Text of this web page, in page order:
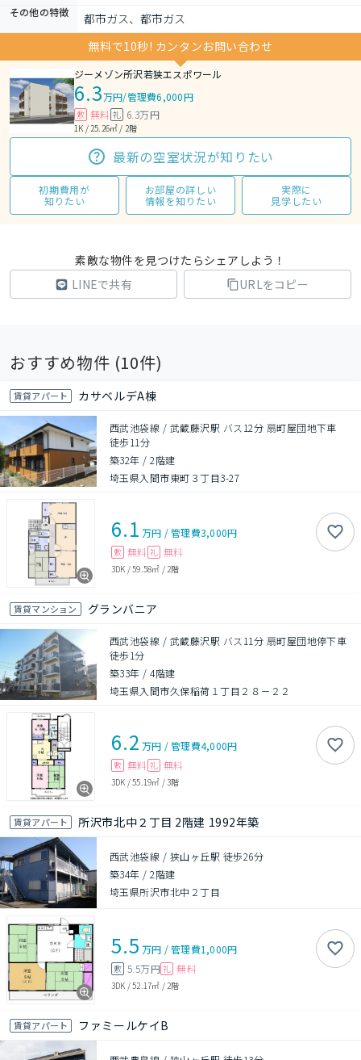
その他の特徴
都市ガス、都市ガス
無料で10秒! カンタンお問い合わせ
ジーメゾン所沢若狭エスポワール
6.3万円/管理費6,000円
敷 無料 礼 6.3万円
1K / 25.26㎡ / 2階
最新の空室状況が知りたい
初期費用が
知りたい
お部屋の詳しい
情報を知りたい
実際に
見学したい
素敵な物件を見つけたらシェアしよう！
LINEで共有
URLをコピー
おすすめ物件 (10件)
賃貸アパート カサベルデA棟
西武池袋線 / 武蔵藤沢駅 バス12分 扇町屋団地下車
徒歩11分
築32年 /2階建
埼玉県入間市東町３丁目3-27
6.1 万円 /管理費3,000円
敷 無料 礼 無料
3DK /59.58㎡ / 2階
賃貸マンション グランバニア
西武池袋線 / 武蔵藤沢駅 バス11分 扇町屋団地停下車
徒歩1分
築33年 /4階建
埼玉県入間市久保稲荷１丁目２８－２２
6.2 万円 /管理費4,000円
敷 無料 礼 無料
3DK /55.19㎡ /3階
賃貸アパート 所沢市北中２丁目 2階建 1992年築
西武池袋線 / 狭山ヶ丘駅 徒歩26分
築34年 /2階建
埼玉県所沢市北中２丁目
5.5 万円 /管理費1,000円
敷 5.5万円 礼 無料
3DK /52.17㎡ / 2階
賃貸アパート ファミールケイB